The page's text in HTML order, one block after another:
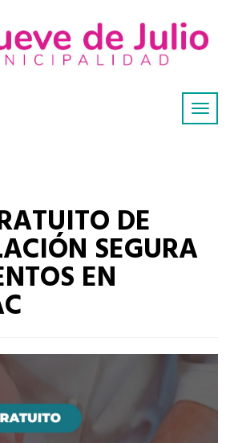
DE
SEGURA
EN